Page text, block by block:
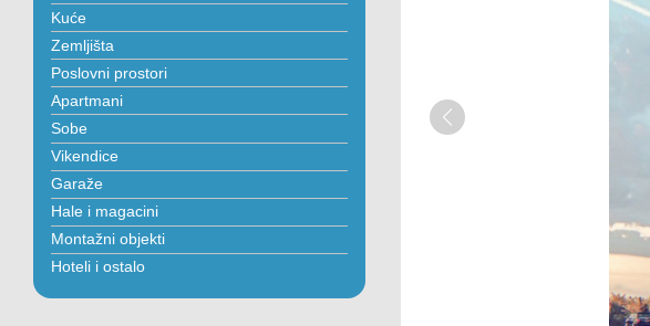
Kuće
Zemljišta
Poslovni prostori
Apartmani
Sobe
Vikendice
Garaže
Hale i magacini
Montažni objekti
Hoteli i ostalo